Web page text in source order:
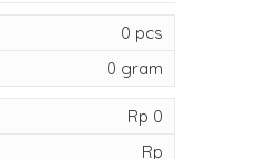
0 pcs
0 gram
Rp 0
Rp